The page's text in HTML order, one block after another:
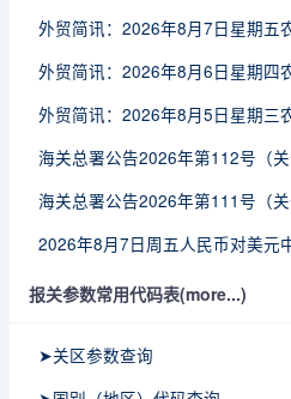
外贸简讯：2026年8月7日星期五
外贸简讯：2026年8月6日星期四
外贸简讯：2026年8月5日星期三
2026年8月7日周五人民币对美元
报关参数常用代码表(more...)
➤关区参数查询